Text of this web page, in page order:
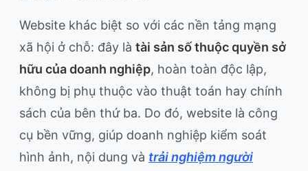
Website khác biệt so với các nền tảng mạng
xã hội ở chỗ: đây là tài sản số thuộc quyền sở
hữu của doanh nghiệp, hoàn toàn độc lập,
không bị phụ thuộc vào thuật toán hay chính
sách của bên thứ ba. Do đó, website là công
cụ bền vững, giúp doanh nghiệp kiểm soát
hình ảnh, nội dung và trải nghiệm người